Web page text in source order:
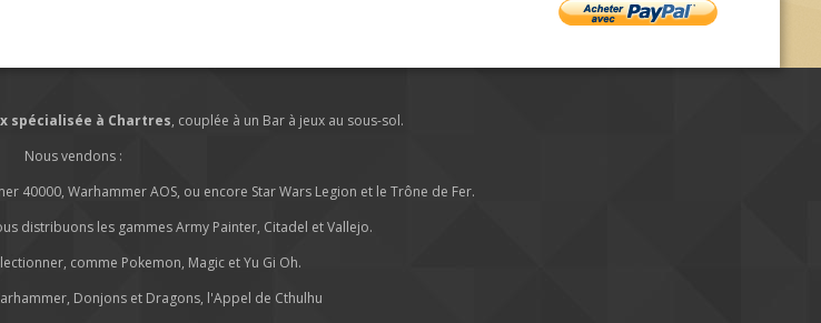
spécialisée à Chartres, couplée à un Bar à jeux au sous-sol.
Nous vendons :
40000, Warhammer AOS, ou encore Star Wars Legion et le Trône de Fer.
distribuons les gammes Army Painter, Citadel et Vallejo.
comme Pokemon, Magic et Yu Gi Oh.
Donjons et Dragons, l'Appel de Cthulhu